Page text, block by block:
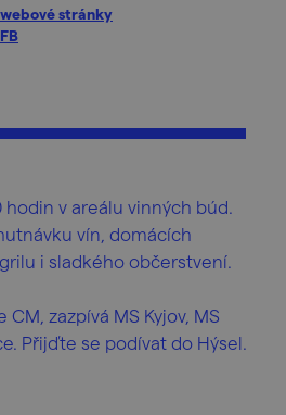
webové stránky
FB
hodin v areálu vinných búd.
vín, domácích
i sladkého občerstvení.
zazpívá MS Kyjov, MS
Přijďte se podívat do Hýsel.